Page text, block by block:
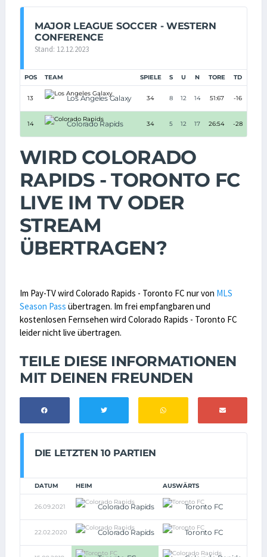
MAJOR LEAGUE SOCCER - WESTERN
CONFERENCE
Stand: 12.12.2023
POS TEAM SPIELE S U N TORE TD
13 Los Angeles Galaxy 34 8 12 14 51:67 -16
14 Colorado Rapids 34 5 12 17 26:54 -28
WIRD COLORADO
RAPIDS - TORONTO FC
LIVE IM TV ODER
STREAM
ÜBERTRAGEN?
Im Pay-TV wird Colorado Rapids - Toronto FC nur von MLS
Season Pass übertragen. Im frei empfangbaren und
kostenlosen Fernsehen wird Colorado Rapids - Toronto FC
leider nicht live übertragen.
TEILE DIESE INFORMATIONEN
MIT DEINEN FREUNDEN
DIE LETZTEN 10 PARTIEN
DATUM HEIM AUSWÄRTS
26.09.2021 Colorado Rapids Toronto FC
22.02.2020 Colorado Rapids Toronto FC